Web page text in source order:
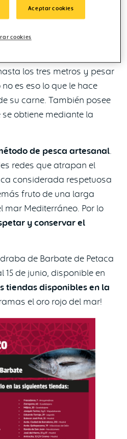
de Barbate, en Cádiz,
conoce como el ‘oro rojo
los tres metros y pesar
es eso lo que le hace
su carne. También posee
obtiene mediante la
de pesca artesanal
redes que atrapan el
considerada respetuosa
fruto de una larga
mar Mediterráneo. Por lo
y conservar el
de Barbate de Petaca
15 de junio, disponible en
tiendas disponibles en la
el oro rojo del mar!
Aceptar cookies
cookies